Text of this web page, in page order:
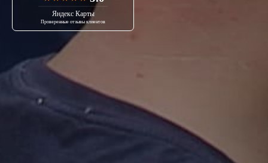
Яндекс Карты
Проверенные отзывы клиентов